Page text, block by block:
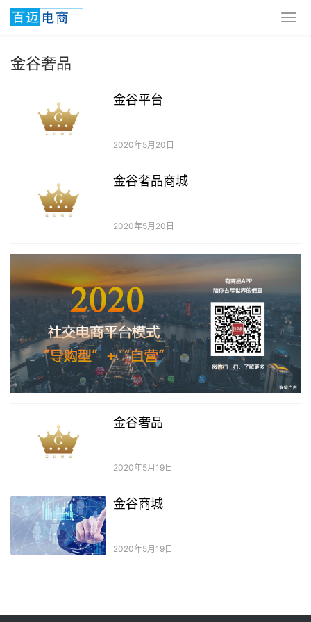
金谷奢品
金谷平台
2020年5月20日
金谷奢品商城
2020年5月20日
金谷奢品
2020年5月19日
金谷商城
2020年5月19日